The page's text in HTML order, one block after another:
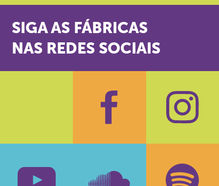
SIGA AS FÁBRICAS
NAS REDES SOCIAIS
Facebook